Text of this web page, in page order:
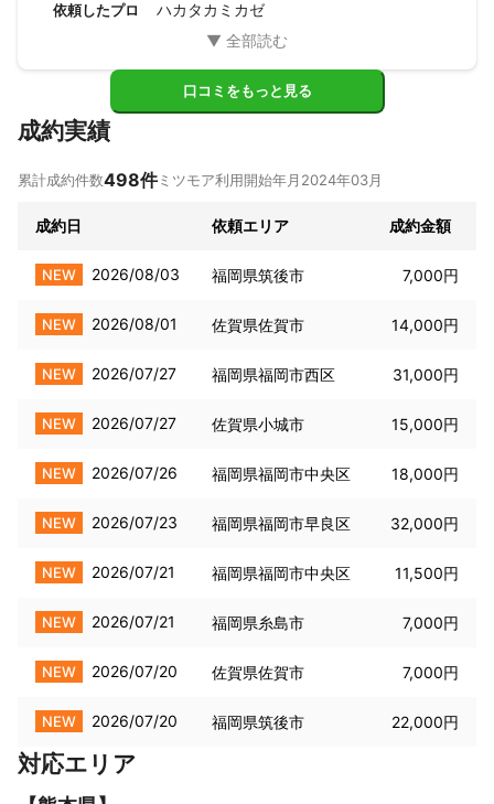
依頼したプロ ハカタカミカゼ
口コミをもっと見る
成約実績
累計成約件数498件ミツモア利用開始年月 2024年03月
成約日 依頼エリア 成約金額
NEW 2026/08/03 福岡県筑後市 7,000円
NEW 2026/08/01 佐賀県佐賀市 14,000円
NEW 2026/07/27 福岡県福岡市西区 31,000円
NEW 2026/07/27 佐賀県小城市 15,000円
NEW 2026/07/26 福岡県福岡市中央区 18,000円
NEW 2026/07/23 福岡県福岡市早良区 32,000円
NEW 2026/07/21 福岡県福岡市中央区 11,500円
NEW 2026/07/21 福岡県糸島市 7,000円
NEW 2026/07/20 佐賀県佐賀市 7,000円
NEW 2026/07/20 福岡県筑後市 22,000円
対応エリア